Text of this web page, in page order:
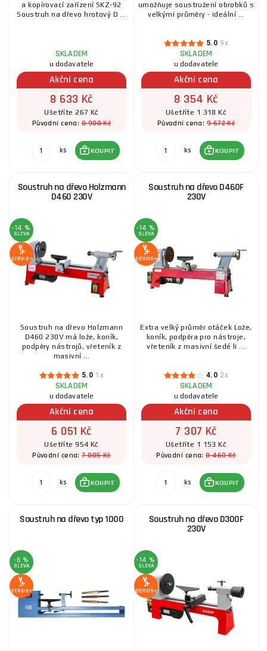
a kopírovací zařízení SKZ-92
Soustruh na dřevo hrotový D ...
SKLADEM
u dodavatele
Akční cena
8 633 Kč
Ušetříte 267 Kč
Původní cena:8 900 Kč
ks KOUPIT
umožňuje soustružení obrobků s
velkými průměry - ideální ...
5.0 9x
SKLADEM
u dodavatele
Akční cena
8 354 Kč
Ušetříte 1 318 Kč
Původní cena:9 672 Kč
ks KOUPIT
Soustruh na dřevo Holzmann
D460 230V
-14 %
SLEVA
SERVIS+
Soustruh na dřevo Holzmann
D460 230V má lože, koník,
podpěry nástrojů, vřeteník z
masivní ...
5.0 1x
SKLADEM
u dodavatele
Akční cena
6 051 Kč
Ušetříte 954 Kč
Původní cena:7 005 Kč
ks KOUPIT
Soustruh na dřevo D460F
230V
-14 %
SLEVA
SERVIS+
Extra velký průměr otáček Lože,
koník, podpěra pro nástroje,
vřeteník z masivní šedé li ...
4.0 2x
SKLADEM
u dodavatele
Akční cena
7 307 Kč
Ušetříte 1 153 Kč
Původní cena:8 460 Kč
ks KOUPIT
Soustruh na dřevo typ 1000
-6 %
SLEVA
SERVIS+
Soustruh na dřevo D300F
230V
-14 %
SLEVA
SERVIS+